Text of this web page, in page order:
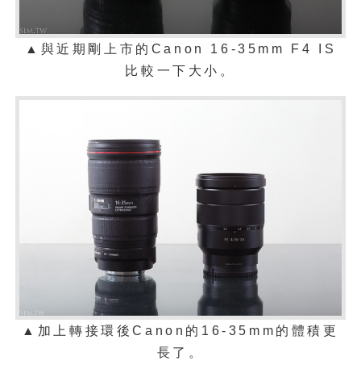
▲ 與近期剛上市的Canon 16-35mm F4 IS
比較一下大小。
▲加上轉接環後Canon的16-35mm的體積更
長了。